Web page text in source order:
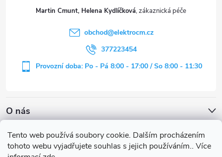
Tento web používá soubory cookie. Dalším procházením
tohoto webu vyjadřujete souhlas s jejich používáním.. Více
O nás
Martin Cmunt, Helena Kydlíčková
obchod@elektrocm.cz
377223454
Provozní doba: Po - Pá 8:00 - 17:00 / So 8:00 - 11:30